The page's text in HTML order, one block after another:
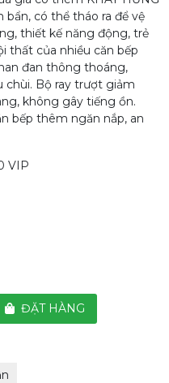
bẩn, có thể tháo ra để vệ
thiết kế năng động, trẻ
thất của nhiều căn bếp
đan thông thoáng,
chùi. Bộ ray trượt giảm
không gây tiếng ồn.
bếp thêm ngăn nắp, an
VIP
ĐẶT HÀNG